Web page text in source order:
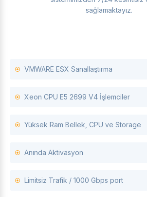
sağlamaktayız.
VMWARE ESX Sanallaştırma
Xeon CPU E5 2699 V4 İşlemciler
Yüksek Ram Bellek, CPU ve Storage
Anında Aktivasyon
Limitsiz Trafik / 1000 Gbps port